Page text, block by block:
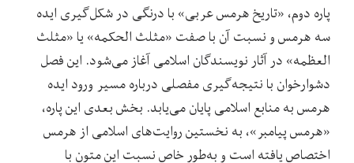
پاره دوم، «تاریخ هرمس عربی» با درنگی در شکل‌گیری ایده‌
سه هرمس و نسبت آن با صفت «مثلث الحکمه» یا «مثلث
العظمه» در آثار نویسندگان اسلامی آغاز می‌شود. این فصل
دشوارخوان با نتیجه‌گیری مفصلی درباره‌ مسیر ورود ایده
هرمس به منابع اسلامی پایان می‌یابد. بخش بعدی این پاره،
«هرمس پیامبر»، به نخستین روایت‌های اسلامی از هرمس
اختصاص یافته است و به‌طور خاص نسبت این متون با